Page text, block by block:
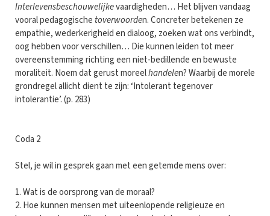
Interlevensbeschouwelijkevaardigheden… Het blijven vandaag
vooral pedagogische toverwoorden. Concreter betekenen ze
empathie, wederkerigheid en dialoog, zoeken wat ons verbindt,
oog hebben voor verschillen… Die kunnen leiden tot meer
overeenstemming richting een niet-bedillende en bewuste
moraliteit. Noem dat gerust moreelhandelen? Waarbij de morele
grondregel allicht dient te zijn: ‘Intolerant tegenover
intolerantie’. (p. 283)
Coda 2
Stel, je wil in gesprek gaan met een getemde mens over:
1. Wat is de oorsprong van de moraal?
2. Hoe kunnen mensen met uiteenlopende religieuze en